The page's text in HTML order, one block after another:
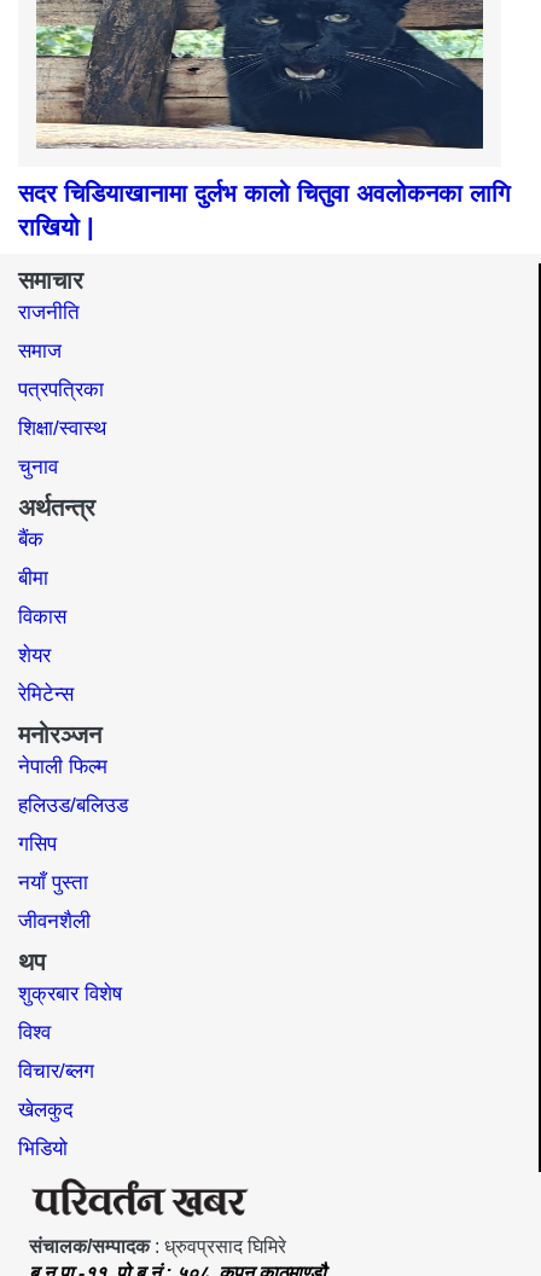
सदर चिडियाखानामा दुर्लभ कालो चितुवा अवलोकनका लागि
राखियो |
समाचार
राजनीति
समाज​
पत्रपत्रिका
शिक्षा/स्वास्थ
चुनाव
अर्थतन्त्र
बैंक
बीमा
विकास
शेयर
रेमिटेन्स
मनोरञ्जन
नेपाली फिल्म
हलिउड/बलिउड
गसिप
नयाँ पुस्ता
जीवनशैली
थप
शुक्रबार विशेष
विश्व
विचार/ब्लग
खेलकुद
भिडियो
संचालक/सम्पादक: ध्रुवप्रसाद घिमिरे